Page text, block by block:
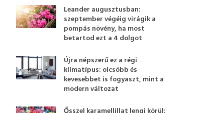
Leander augusztusban:
szeptember végéig virágik a
pompás növény, ha most
betartod ezt a 4 dolgot
Újra népszerű ez a régi
klímatípus: olcsóbb és
kevesebbet is fogyaszt, mint a
modern változat